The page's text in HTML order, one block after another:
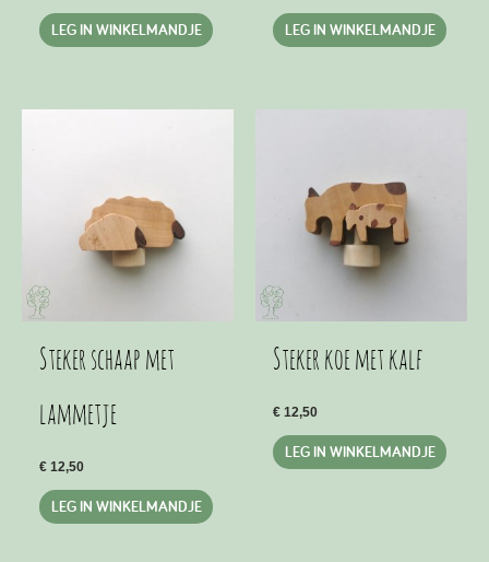
LEG IN WINKELMANDJE LEG IN WINKELMANDJE
Steker schaap met
lammetje
€ 12,50
LEG IN WINKELMANDJE
Steker koe met kalf
€ 12,50
LEG IN WINKELMANDJE